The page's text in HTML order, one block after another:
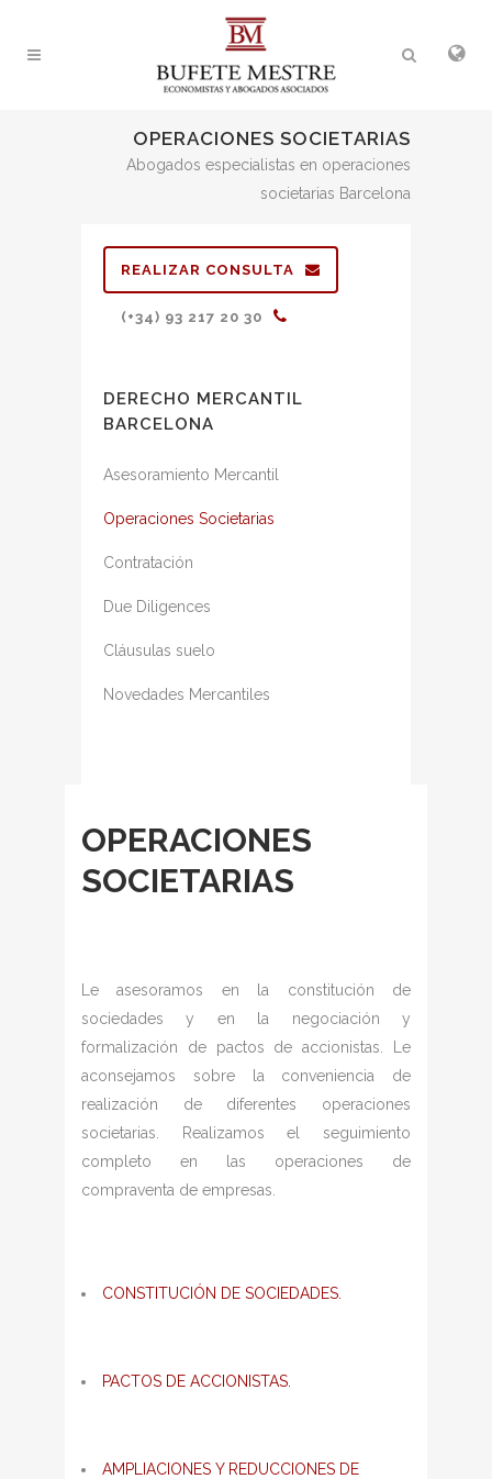
OPERACIONES SOCIETARIAS
Abogados especialistas en operaciones
societarias Barcelona
REALIZAR CONSULTA
(+34) 93 217 20 30
DERECHO MERCANTIL
BARCELONA
Asesoramiento Mercantil
Operaciones Societarias
Contratación
Due Diligences
Cláusulas suelo
Novedades Mercantiles
OPERACIONES
SOCIETARIAS
Le asesoramos en la constitución de
sociedades y en la negociación y
formalización de pactos de accionistas. Le
aconsejamos sobre la conveniencia de
realización de diferentes operaciones
societarias. Realizamos el seguimiento
completo en las operaciones de
compraventa de empresas.
CONSTITUCIÓN DE SOCIEDADES.
PACTOS DE ACCIONISTAS.
AMPLIACIONES Y REDUCCIONES DE